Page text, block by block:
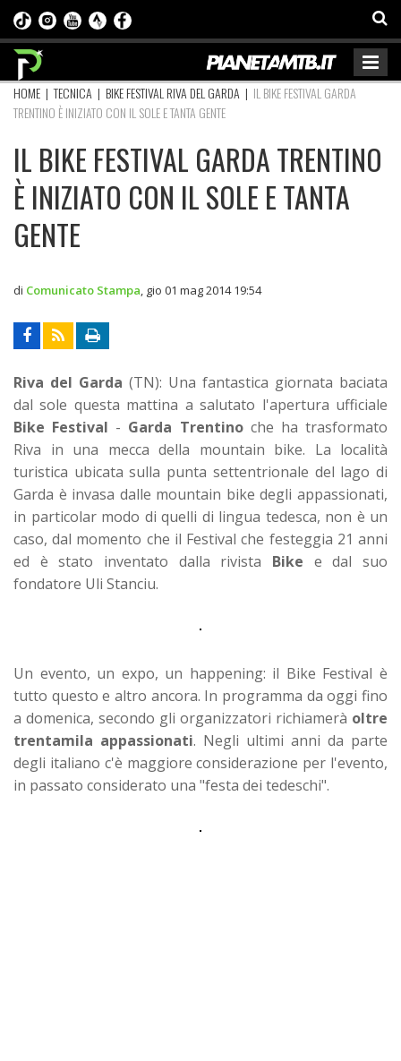
HOME |TECNICA | BIKE FESTIVAL RIVA DEL GARDA | IL BIKE FESTIVAL GARDA
TRENTINO È INIZIATO CON IL SOLE E TANTA GENTE
IL BIKE FESTIVAL GARDA TRENTINO
È INIZIATO CON IL SOLE E TANTA
GENTE
di Comunicato Stampa gio 01 mag 2014 19:54
Riva del Garda (TN): Una fantastica giornata baciata
dal sole questa mattina a salutato l'apertura ufficiale
Bike Festival - Garda Trentinoche ha trasformato
Riva in una mecca della mountain bike. La località
turistica ubicata sulla punta settentrionale del lago di
Garda è invasa dalle mountain bike degli appassionati,
in particolar modo di quelli di lingua tedesca, non è un
caso, dal momento che il Festival che festeggia 21 anni
ed è stato inventato dalla rivista Bike e dal suo
fondatore Uli Stanciu.
Un evento, un expo, un happening: il Bike Festival è
tutto questo e altro ancora. In programma da oggi fino
a domenica, secondo gli organizzatori richiamerà oltre
trentamila appassionati. Negli ultimi anni da parte
degli italiano c'è maggiore considerazione per l'evento,
in passato considerato una "festa dei tedeschi".